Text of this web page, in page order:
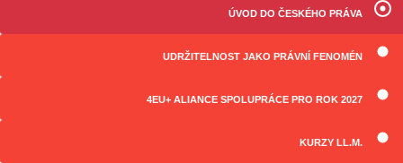
ÚVOD DO ČESKÉHO PRÁVA
UDRŽITELNOST JAKO PRÁVNÍ FENOMÉN
4EU+ ALIANCE SPOLUPRÁCE PRO ROK 2027
KURZY LL.M.
Všechny články